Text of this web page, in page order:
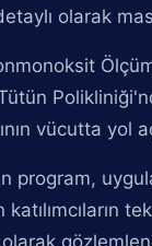
olarak
vücutta yol
program,